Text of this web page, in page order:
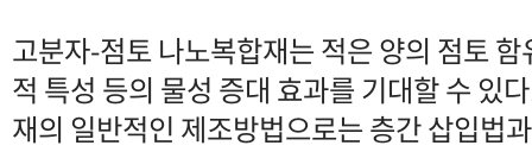
고분자-점토 나노복합재는 적은 양의 점토
적 특성 등의 물성 증대 효과를 기대할 수 있
재의 일반적인 제조방법으로는 층간 삽입법